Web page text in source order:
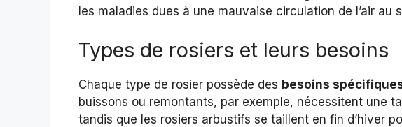
les maladies dues à une mauvaise circulation de l’air au
Types de rosiers et leurs besoins
Chaque type de rosier possède des besoins
buissons ou remontants, par exemple, nécessitent une
tandis que les rosiers arbustifs se taillent en fin d’hiver